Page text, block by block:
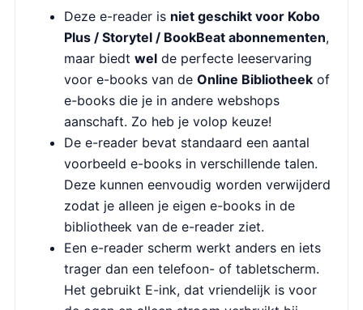
Deze e-reader is niet geschikt voor Kobo
Plus / Storytel / BookBeat abonnementen,
maar biedt wel de perfecte leeservaring
voor e-books van de Online Bibliotheek of
e-books die je in andere webshops
aanschaft. Zo heb je volop keuze!
De e-reader bevat standaard een aantal
voorbeeld e-books in verschillende talen.
Deze kunnen eenvoudig worden verwijderd
zodat je alleen je eigen e-books in de
bibliotheek van de e-reader ziet.
Een e-reader scherm werkt anders en iets
trager dan een telefoon- of tabletscherm.
Het gebruikt E-ink, dat vriendelijk is voor